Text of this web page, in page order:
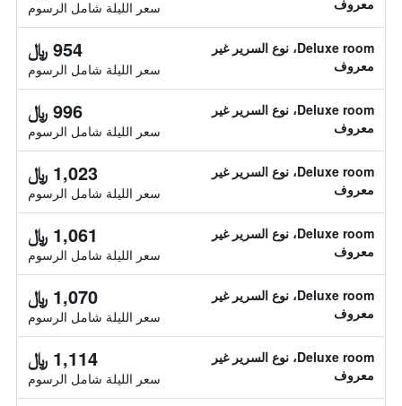
معروف
سعر الليلة شامل الرسوم
Deluxe room، نوع السرير غير
معروف
954 ﷼
سعر الليلة شامل الرسوم
Deluxe room، نوع السرير غير
معروف
996 ﷼
سعر الليلة شامل الرسوم
Deluxe room، نوع السرير غير
معروف
1,023 ﷼
سعر الليلة شامل الرسوم
Deluxe room، نوع السرير غير
معروف
1,061 ﷼
سعر الليلة شامل الرسوم
Deluxe room، نوع السرير غير
معروف
1,070 ﷼
سعر الليلة شامل الرسوم
Deluxe room، نوع السرير غير
معروف
1,114 ﷼
سعر الليلة شامل الرسوم